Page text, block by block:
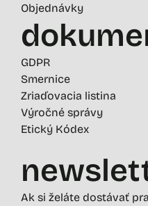
Objednávky
GDPR
Smernice
Zriaďovacia listina
Výročné správy
Etický Kódex
Ak si želáte dostávať